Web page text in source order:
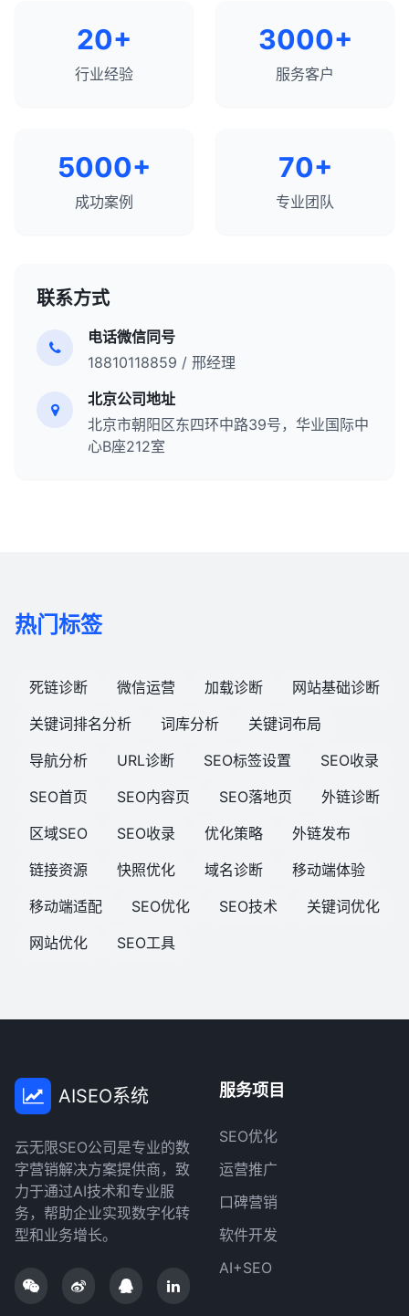
20+
行业经验
3000+
服务客户
5000+
成功案例
70+
专业团队
联系方式
电话微信同号
18810118859 / 邢经理
北京公司地址
北京市朝阳区东四环中路39号，华业国际中
心B座212室
热门标签
死链诊断 微信运营 加载诊断
网站基础诊断
关键词排名分析
词库分析
关键词布局
导航分析
URL诊断 SEO标签设置
SEO收录
SEO首页
SEO内容页 SEO落地页
外链诊断
区域SEO
SEO收录 优化策略
外链发布
链接资源
快照优化 域名诊断
移动端体验
移动端适配
SEO优化 SEO技术
关键词优化
网站优化
SEO工具
AISEO系统
云无限SEO公司是专业的数
字营销解决方案提供商，致
力于通过AI技术和专业服
务，帮助企业实现数字化转
型和业务增长。
服务项目
SEO优化
运营推广
口碑营销
软件开发
AI+SEO